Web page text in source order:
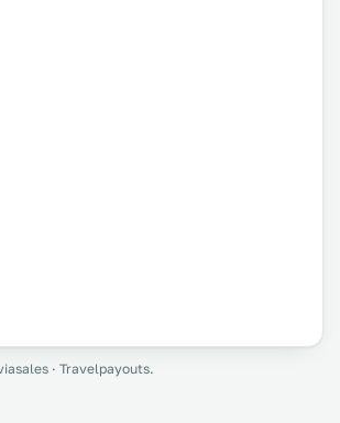
· Travelpayouts.